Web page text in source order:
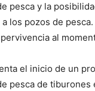
pesca y la
los pozos de
al
el inicio de un
pesca de